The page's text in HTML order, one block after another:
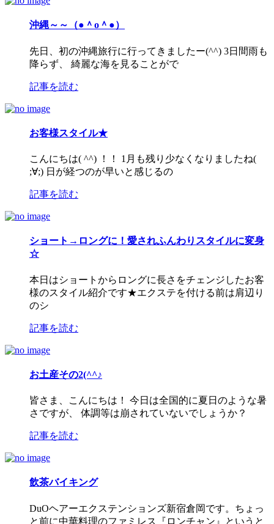
沖縄～～（●＾o＾●）
先日、初の沖縄旅行に行ってきましたー(^^) 3日間雨も
降らず、 綺麗な海を見ることがで
記事を読む
お客様スタイル★
こんにちは( ^^) ！！ 1月も残り少なくなりましたね(
;∀;) 日が経つのが早いと感じるの
記事を読む
ショート→ロングに！愛されふんわりスタイルに変身
☆
本日はショートからロングに長さをチェンジしたお客
様のスタイル紹介です★エクステを付ける前は肩辺り
のシ
記事を読む
お土産その2(^^♪
皆さま、こんにちは！ 今日は全国的に夏日のような暑
さですが、 体調等は崩されていないでしょうか？
記事を読む
飲茶バイキング
DuOヘアーエクステンションズ新宿倉岡です。ちょっ
と前に中華料理のファミレス『ロンチャン』というと